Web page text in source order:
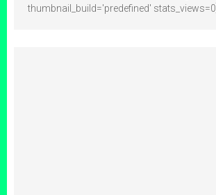
thumbnail_build='predefined' stats_views=0]